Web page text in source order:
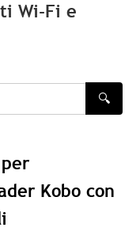
Wi-Fi e
🔍
Kobo con